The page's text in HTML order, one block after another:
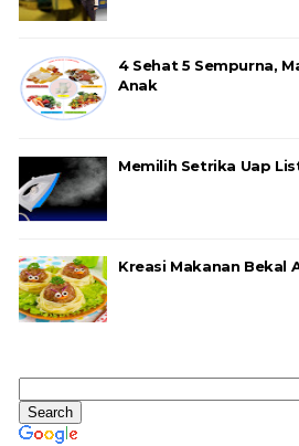
4 Sehat 5 Sempurna,
Anak
Memilih Setrika Uap
Kreasi Makanan Bekal